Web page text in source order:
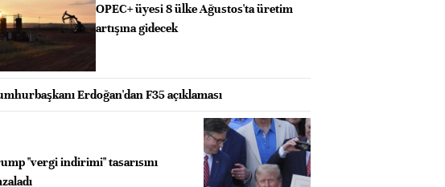
OPEC+ üyesi 8 ülke Ağustos'ta üretim
artışına gidecek
Erdoğan'dan F35 açıklaması
"vergi indirimi" tasarısını